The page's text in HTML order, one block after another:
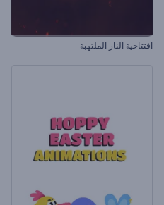
افتتاحية النار الملتهبة